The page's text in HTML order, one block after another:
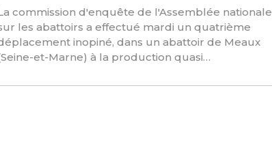
commission d'enquête de l'Assemblée nationale
les abattoirs a effectué mardi un quatrième
inopiné, dans un abattoir de Meaux
et-Marne) à la production quasi…